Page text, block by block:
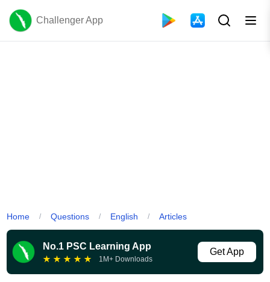
Challenger App
Home / Questions / English / Articles
No.1 PSC Learning App
★ ★ ★ ★ ★ 1M+ Downloads
Get App